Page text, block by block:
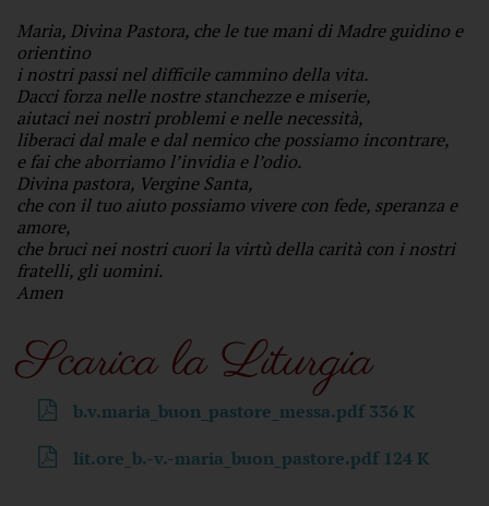
Maria, Divina Pastora, che le tue mani di Madre guidino e
orientino
i nostri passi nel difficile cammino della vita.
Dacci forza nelle nostre stanchezze e miserie,
aiutaci nei nostri problemi e nelle necessità,
liberaci dal male e dal nemico che possiamo incontrare,
e fai che aborriamo l’invidia e l’odio.
Divina pastora, Vergine Santa,
che con il tuo aiuto possiamo vivere con fede, speranza e
amore,
che bruci nei nostri cuori la virtù della carità con i nostri
fratelli, gli uomini.
Amen
Scarica la Liturgia
b.v.maria_buon_pastore_messa.pdf336 K
lit.ore_b.-v.-maria_buon_pastore.pdf 124 K